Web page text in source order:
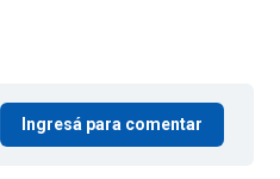
Ingresá para comentar